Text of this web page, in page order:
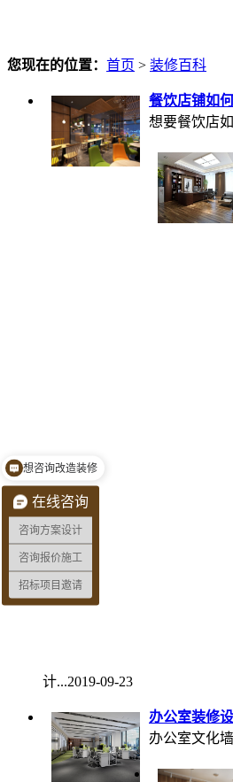
您现在的位置： 首页 > 装修百科
餐饮店铺如
想要餐饮店
计...2019-09-23
办公室装修
办公室文化
在线咨询
咨询方案设计
咨询报价施工
招标项目邀请
想咨询改造装修